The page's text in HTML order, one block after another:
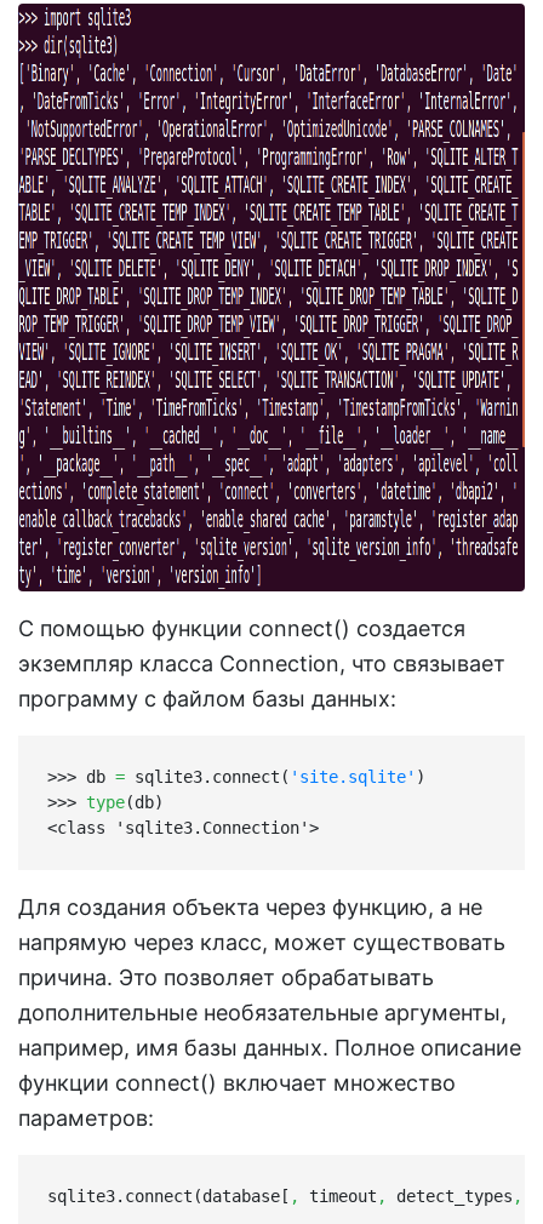
С помощью функции connect() создается
экземпляр класса Connection, что связывает
программу с файлом базы данных:
>>> db = sqlite3.connect( 'site.sqlite' )
>>> type(db)
<class 'sqlite3.Connection'>
Для создания объекта через функцию, а не
напрямую через класс, может существовать
причина. Это позволяет обрабатывать
дополнительные необязательные аргументы,
например, имя базы данных. Полное описание
функции connect() включает множество
параметров:
sqlite3.connect(database[ , timeout , detect_types ,